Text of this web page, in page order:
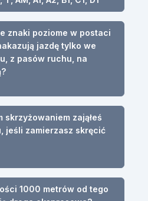
znaki poziome w postaci
jazdę tylko we
z pasów ruchu, na
skrzyżowaniem zająłeś
jeśli zamierzasz skręcić
1000 metrów od tego